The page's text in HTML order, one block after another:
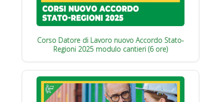
Corso Datore di Lavoro nuovo Accordo Stato-
Regioni 2025 modulo cantieri (6 ore)